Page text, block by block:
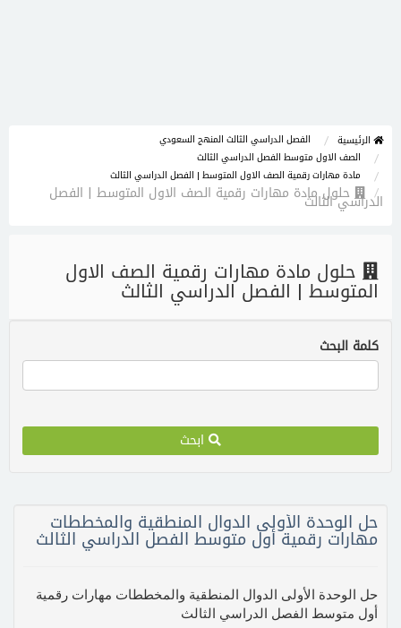
الرئيسية
الفصل الدراسي الثالث المنهج السعودي
الصف الاول متوسط الفصل الدراسي الثالث
مادة مهارات رقمية الصف الاول المتوسط | الفصل الدراسي الثالث
حلول مادة مهارات رقمية الصف الاول المتوسط | الفصل
الدراسي الثالث
حلول مادة مهارات رقمية الصف الاول
المتوسط | الفصل الدراسي الثالث
كلمة البحث
ابحث
حل الوحدة الأولى الدوال المنطقية والمخططات
مهارات رقمية أول متوسط الفصل الدراسي الثالث
حل الوحدة الأولى الدوال المنطقية والمخططات مهارات رقمية
أول متوسط الفصل الدراسي الثالث